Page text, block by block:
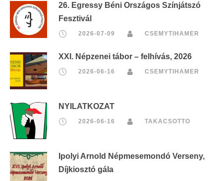
26. Egressy Béni Országos Színjátszó
Fesztivál
2026-07-09 CSEMYTIHAMER
XXI. Népzenei tábor – felhívás, 2026
2026-06-16 CSEMYTIHAMER
NYILATKOZAT
2026-06-16 TAKACSOTTO
Ipolyi Arnold Népmesemondó Verseny,
Díjkiosztó gála